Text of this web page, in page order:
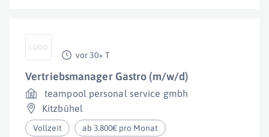
vor 30+ T
Vertriebsmanager Gastro (m/w/d)
teampool personal service gmbh
Kitzbühel
Vollzeit ab 3.800€ pro Monat